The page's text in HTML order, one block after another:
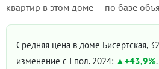
квартир в этом доме — по базе
Средняя цена в доме Бисертская,
изменение с I пол. 2024:
+43,9%